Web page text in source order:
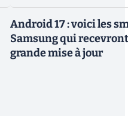
Android 17 : voici les
Samsung qui
grande mise à jour